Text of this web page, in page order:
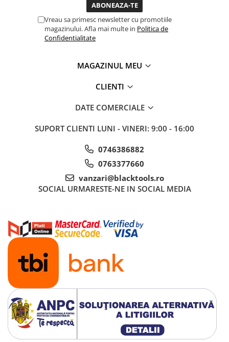
Piese de schimb
Scule Vulcanizare
Vreau sa primesc newsletter cu promotiile
magazinului. Afla mai multe in Politica de
Confidentialitate
MAGAZINUL MEU
CLIENTI
DATE COMERCIALE
SUPORT CLIENTI LUNI - VINERI: 9:00 - 16:00
0746386882
0763377660
vanzari@blacktools.ro
SOCIAL URMARESTE-NE IN SOCIAL MEDIA